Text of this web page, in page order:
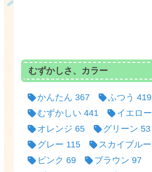
むずかしさ、カラー
かんたん 367 ふつう 419
むずかしい 441 イエロー
オレンジ 65 グリーン 53
グレー 115 スカイブルー
ピンク 69 ブラウン 97